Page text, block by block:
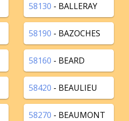
58130 - BALLERAY
58190 - BAZOCHES
58160 - BEARD
58420 - BEAULIEU
58270 - BEAUMONT